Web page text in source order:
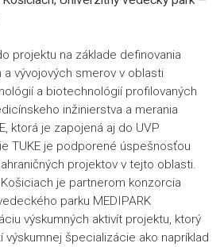
projektu na základe definovania
a vývojových smerov v oblasti
a biotechnológií profilovaných
inžinierstva a merania
ktorá je zapojená aj do UVP
TUKE je podporené úspešnosťou
projektov v tejto oblasti.
je partnerom konzorcia
parku MEDIPARK
výskumných aktivít projektu, ktorý
výskumnej špecializácie ako napríklad